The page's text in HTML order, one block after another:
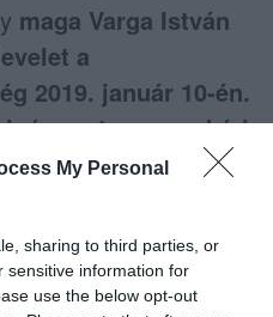
My Personal
sharing to third parties, or
sensitive information for
use the below opt-out
maga Varga István
a
2019. január 10-én.
maga kéri
mind a
miatt a tervek
célba ért, hogy
Demjén-Egerszalók
Kápolna-Tófalu-